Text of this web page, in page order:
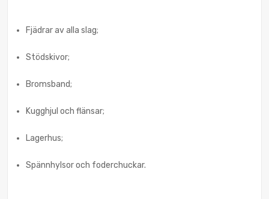
Fjädrar av alla slag;
Stödskivor;
Bromsband;
Kugghjul och flänsar;
Lagerhus;
Spännhylsor och foderchuckar.